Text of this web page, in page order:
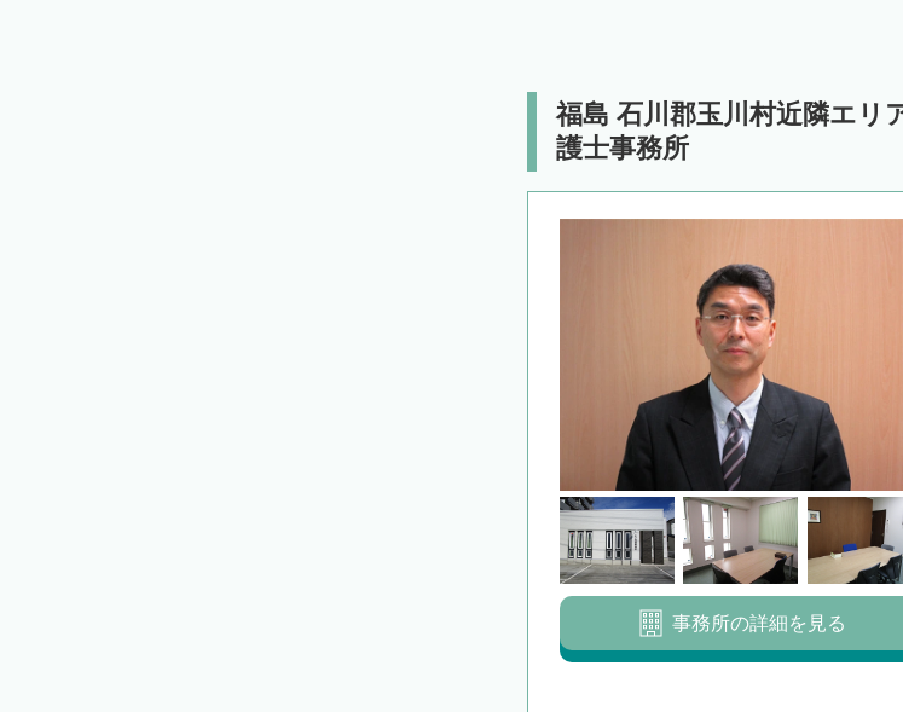
福島 石川郡玉川村近隣エリ
護士事務所
事務所の詳細を見る